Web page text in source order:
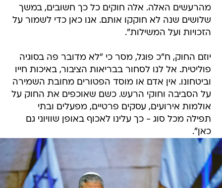
מהרעשים האלה. אלה חוקים כל כך חשובים, במשך
שלושים שנה לא חוקקו אותם. אנו כאן כדי לשמור על
הזכויות ועל המשילות".
יוזם החוק, ח"כ פוגל, מסר כי "לא מדובר פה בסוגיה
פוליטית. אל לנו לסחור בבריאות הציבור, באיכות חייו
וביטחונו. אין אדם או מוסד הפטורים מחובת השמירה
על הסביבה וחוקי הרעש. כשם שאוכפים את החוק על
אולמות אירועים, עסקים פרטיים, מפעלים ובתי
תפילה מכל סוג - כך עלינו לאכוף באופן שוויוני גם
כאן".